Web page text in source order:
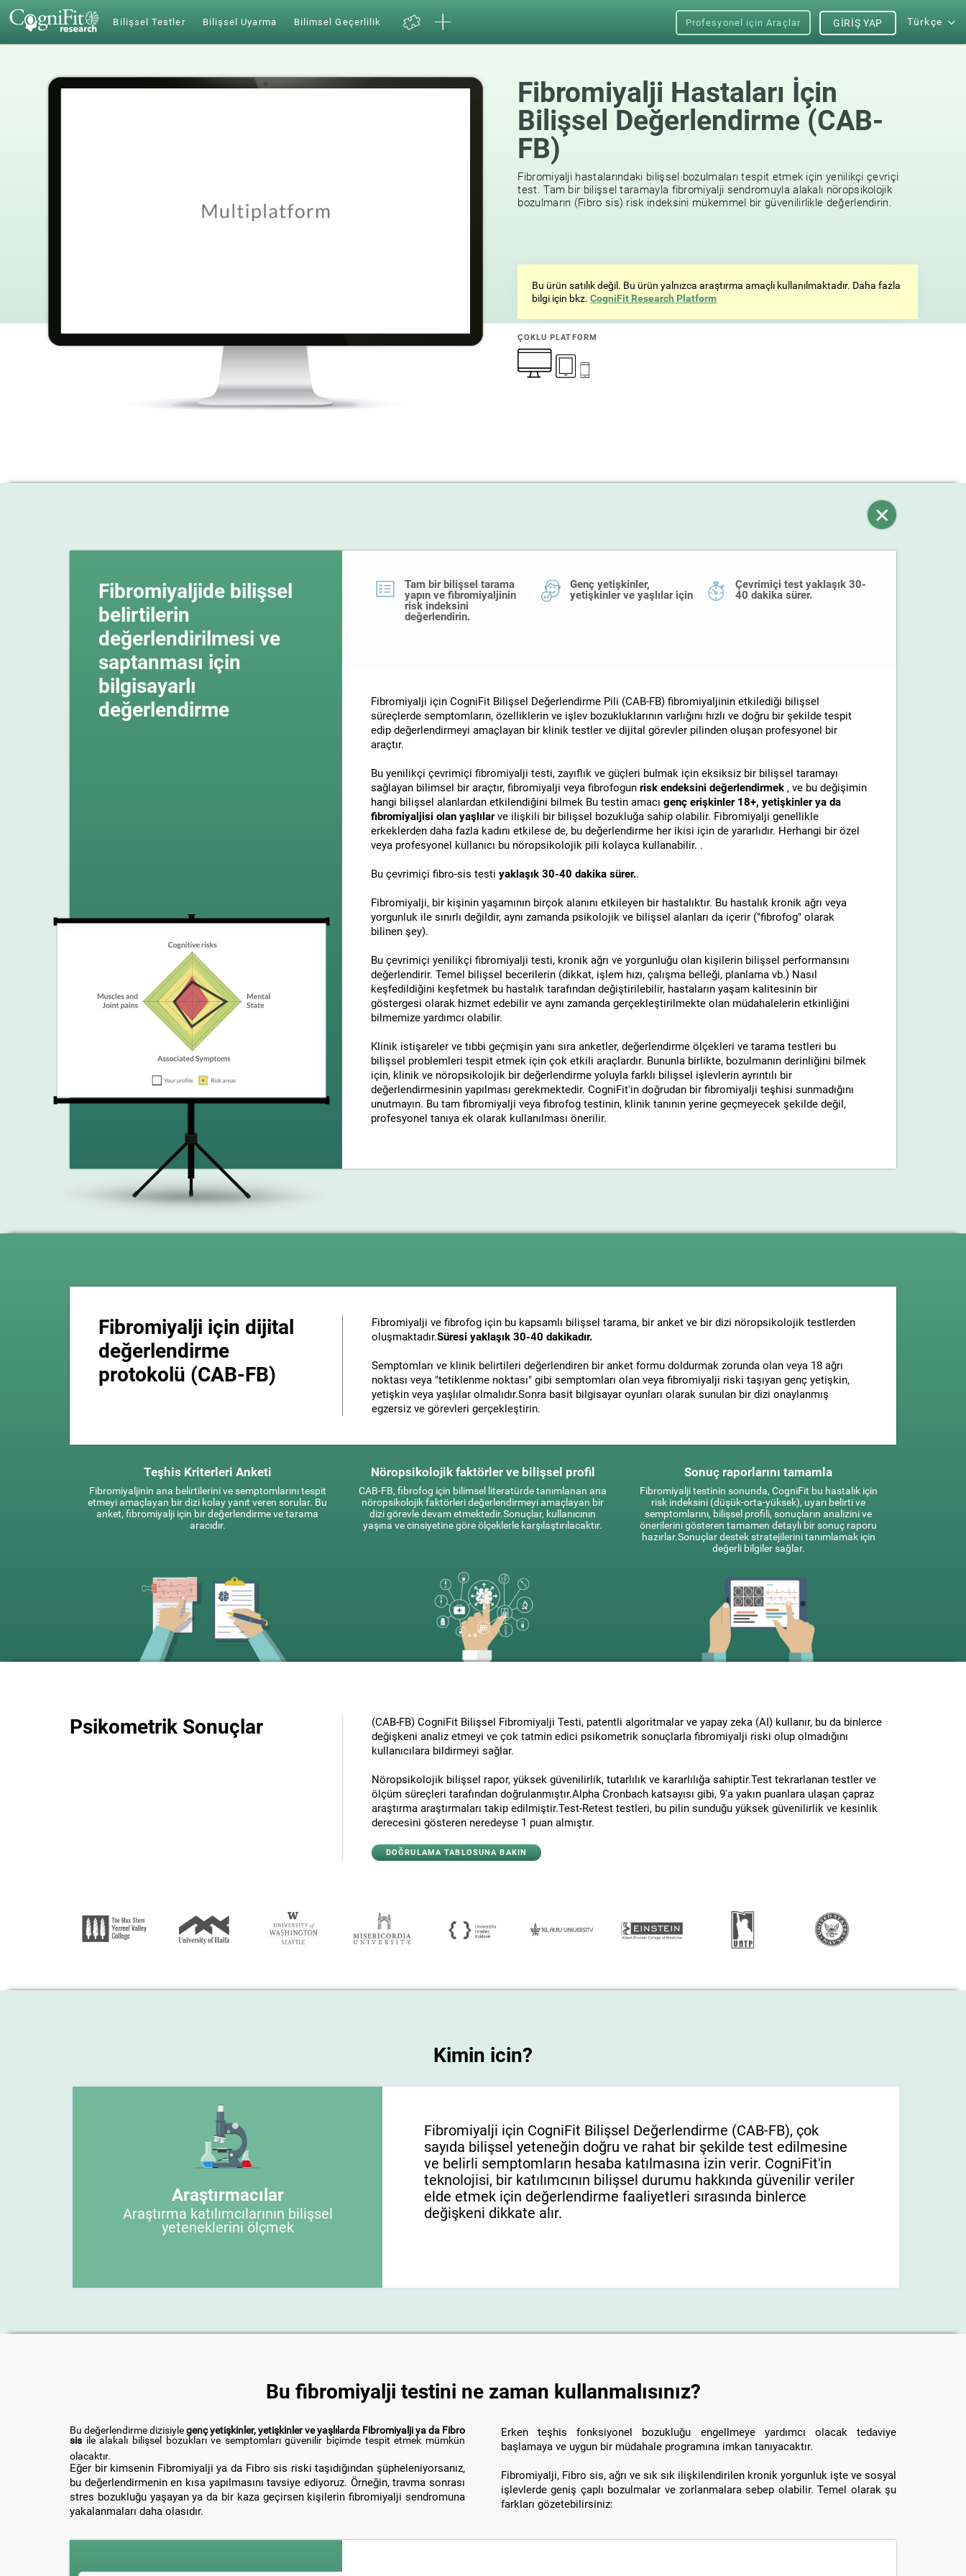
Bilişsel Testler Bilişsel Uyarma Bilimsel Geçerlilik Profesyonel için Araçlar Türkçe
GIRIŞ YAP
Fibromiyalji Hastaları İçin
Bilişsel Değerlendirme (CAB-
FB)
15reviews
Fibromiyalji hastalarındaki bilişsel bozulmaları tespit etmek için yenilikçi çevriçi
test. Tam bir bilişsel taramayla fibromiyalji sendromuyla alakalı nöropsikolojik
Bu ürün satılık değil. Bu ürün yalnızca araştırma amaçlı kullanılmaktadır. Daha fazla
bilgi için bkz.CogniFit Research Platform
ÇOKLU PLATFORM
Fibromiyaljide bilişsel
belirtilerin
değerlendirilmesi ve
saptanması için
bilgisayarlı
değerlendirme
Tam bir bilişsel tarama
yapın ve fibromiyaljinin
risk indeksini
değerlendirin.
Genç yetişkinler,
yetişkinler ve yaşlılar için
Çevrimiçi test yaklaşık 30-
40 dakika sürer.
Fibromiyalji için CogniFit Bilişsel Değerlendirme Pili (CAB-FB) fibromiyaljinin etkilediği bilişsel
süreçlerde semptomların, özelliklerin ve işlev bozukluklarının varlığını hızlı ve doğru bir şekilde tespit
edip değerlendirmeyi amaçlayan bir klinik testler ve dijital görevler pilinden oluşan profesyonel bir
araçtır.
Bu yenilikçi çevrimiçi fibromiyalji testi, zayıflık ve güçleri bulmak için eksiksiz bir bilişsel taramayı
sağlayan bilimsel bir araçtır, fibromiyalji veya fibrofogun risk endeksini değerlendirmek , ve bu değişimin
hangi bilişsel alanlardan etkilendiğini bilmek Bu testin amacı genç erişkinler 18+, yetişkinler ya da
fibromiyaljisi olan yaşlılarve ilişkili bir bilişsel bozukluğa sahip olabilir. Fibromiyalji genellikle
erkeklerden daha fazla kadını etkilese de, bu değerlendirme her ikisi için de yararlıdır. Herhangi bir özel
veya profesyonel kullanıcı bu nöropsikolojik pili kolayca kullanabilir. .
Bu çevrimiçi fibro-sis testi yaklaşık 30-40 dakika sürer..
Fibromiyalji, bir kişinin yaşamının birçok alanını etkileyen bir hastalıktır. Bu hastalık kronik ağrı veya
yorgunluk ile sınırlı değildir, aynı zamanda psikolojik ve bilişsel alanları da içerir ("fibrofog" olarak
bilinen şey).
Bu çevrimiçi yenilikçi fibromiyalji testi, kronik ağrı ve yorgunluğu olan kişilerin bilişsel performansını
değerlendirir. Temel bilişsel becerilerin (dikkat, işlem hızı, çalışma belleği, planlama vb.) Nasıl
keşfedildiğini keşfetmek bu hastalık tarafından değiştirilebilir, hastaların yaşam kalitesinin bir
göstergesi olarak hizmet edebilir ve aynı zamanda gerçekleştirilmekte olan müdahalelerin etkinliğini
bilmemize yardımcı olabilir.
Klinik istişareler ve tıbbi geçmişin yanı sıra anketler, değerlendirme ölçekleri ve tarama testleri bu
bilişsel problemleri tespit etmek için çok etkili araçlardır. Bununla birlikte, bozulmanın derinliğini bilmek
için, klinik ve nöropsikolojik bir değerlendirme yoluyla farklı bilişsel işlevlerin ayrıntılı bir
değerlendirmesinin yapılması gerekmektedir. CogniFit'in doğrudan bir fibromiyalji teşhisi sunmadığını
unutmayın. Bu tam fibromiyalji veya fibrofog testinin, klinik tanının yerine geçmeyecek şekilde değil,
profesyonel tanıya ek olarak kullanılması önerilir.
Fibromiyalji için dijital
değerlendirme
protokolü (CAB-FB)
Fibromiyalji ve fibrofog için bu kapsamlı bilişsel tarama, bir anket ve bir dizi nöropsikolojik testlerden
oluşmaktadır.Süresi yaklaşık 30-40 dakikadır.
Semptomları ve klinik belirtileri değerlendiren bir anket formu doldurmak zorunda olan veya 18 ağrı
noktası veya "tetiklenme noktası" gibi semptomları olan veya fibromiyalji riski taşıyan genç yetişkin,
yetişkin veya yaşlılar olmalıdır.Sonra basit bilgisayar oyunları olarak sunulan bir dizi onaylanmış
egzersiz ve görevleri gerçekleştirin.
Teşhis Kriterleri Anketi
Fibromiyaljinin ana belirtilerini ve semptomlarını tespit
etmeyi amaçlayan bir dizi kolay yanıt veren sorular. Bu
anket, fibromiyalji için bir değerlendirme ve tarama
aracıdır.
Nöropsikolojik faktörler ve bilişsel profil
CAB-FB, fibrofog için bilimsel literatürde tanımlanan ana
nöropsikolojik faktörleri değerlendirmeyi amaçlayan bir
dizi görevle devam etmektedir.Sonuçlar, kullanıcının
yaşına ve cinsiyetine göre ölçeklerle karşılaştırılacaktır.
Sonuç raporlarını tamamla
Fibromiyalji testinin sonunda, CogniFit bu hastalık için
risk indeksini (düşük-orta-yüksek), uyarı belirti ve
semptomlarını, bilişsel profili, sonuçların analizini ve
önerilerini gösteren tamamen detaylı bir sonuç raporu
hazırlar.Sonuçlar destek stratejilerini tanımlamak için
değerli bilgiler sağlar.
Psikometrik Sonuçlar
(CAB-FB) CogniFit Bilişsel Fibromiyalji Testi, patentli algoritmalar ve yapay zeka (AI) kullanır, bu da binlerce
değişkeni analiz etmeyi ve çok tatmin edici psikometrik sonuçlarla fibromiyalji riski olup olmadığını
kullanıcılara bildirmeyi sağlar.
Nöropsikolojik bilişsel rapor, yüksek güvenilirlik, tutarlılık ve kararlılığa sahiptir.Test tekrarlanan testler ve
ölçüm süreçleri tarafından doğrulanmıştır.Alpha Cronbach katsayısı gibi, 9'a yakın puanlara ulaşan çapraz
araştırma araştırmaları takip edilmiştir.Test-Retest testleri, bu pilin sunduğu yüksek güvenilirlik ve kesinlik
derecesini gösteren neredeyse 1 puan almıştır.
DOĞRULAMA TABLOSUNA BAKIN
Kimin icin?
Araştırmacılar
Araştırma katılımcılarının bilişsel
yeteneklerini ölçmek
Fibromiyalji için CogniFit Bilişsel Değerlendirme (CAB-FB), çok
sayıda bilişsel yeteneğin doğru ve rahat bir şekilde test edilmesine
ve belirli semptomların hesaba katılmasına izin verir. CogniFit'in
teknolojisi, bir katılımcının bilişsel durumu hakkında güvenilir veriler
elde etmek için değerlendirme faaliyetleri sırasında binlerce
değişkeni dikkate alır.
Bu fibromiyalji testini ne zaman kullanmalısınız?
Bu değerlendirme dizisiylegenç yetişkinler, yetişkinler ve yaşlılarda Fibromiyalji ya da Fibro
sis ile alakalı bilişsel bozukları ve semptomları güvenilir biçimde tespit etmek mümkün
olacaktır.
Eğer bir kimsenin Fibromiyalji ya da Fibro sis riski taşıdığından şüpheleniyorsanız,
bu değerlendirmenin en kısa yapılmasını tavsiye ediyoruz. Örneğin, travma sonrası
stres bozukluğu yaşayan ya da bir kaza geçirsen kişilerin fibromiyalji sendromuna
yakalanmaları daha olasıdır.
Erken teşhis fonksiyonel bozukluğu engellmeye yardımcı olacak tedaviye
başlamaya ve uygun bir müdahale programına imkan tanıyacaktır.
Fibromiyalji, Fibro sis, ağrı ve sık sık ilişkilendirilen kronik yorgunluk işte ve sosyal
işlevlerde geniş çaplı bozulmalar ve zorlanmalara sebep olabilir. Temel olarak şu
farkları gözetebilirsiniz: